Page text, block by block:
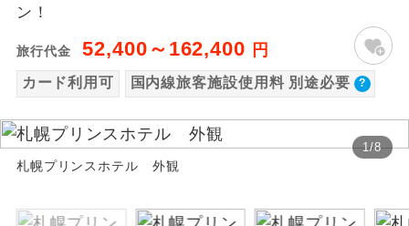
ン！
旅行代金 52,400～162,400 円
カード利用可 国内線旅客施設使用料 別途必要
1/8
札幌プリンスホテル 外観
世界遺産
ユネスコに登録されている文化遺産や自
然遺産を訪ねるコースです。
絶景 絶景スポットに立ち寄るコースです。